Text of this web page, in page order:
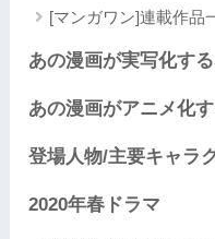
[マンガワン]連載作品
あの漫画が実写化す
あの漫画がアニメ化
登場人物/主要キャラ
2020年春ドラマ